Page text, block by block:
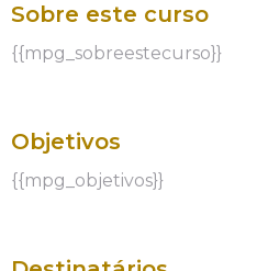
Sobre este curso
{{mpg_sobreestecurso}}
Objetivos
{{mpg_objetivos}}